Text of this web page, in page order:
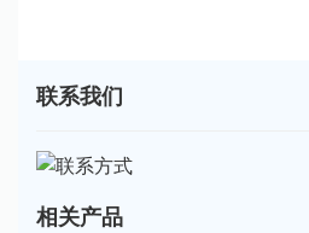
联系我们
相关产品